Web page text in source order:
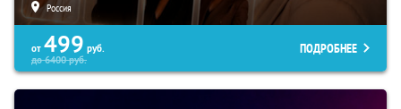
Россия
от 499 руб.
до6400руб.
ПОДРОБНЕЕ